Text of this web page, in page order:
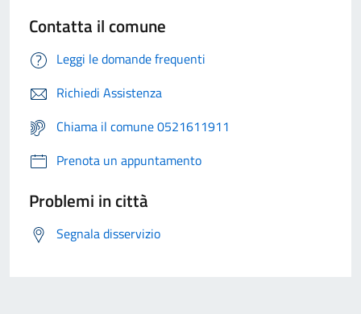
Contatta il comune
Leggi le domande frequenti
Richiedi Assistenza
Chiama il comune 0521611911
Prenota un appuntamento
Problemi in città
Segnala disservizio